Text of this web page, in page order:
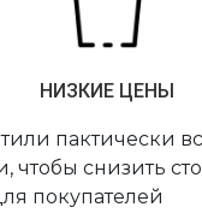
НИЗКИЕ ЦЕНЫ
пактически
чтобы снизить
покупателей